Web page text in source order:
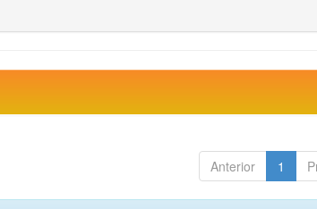
Anterior 1